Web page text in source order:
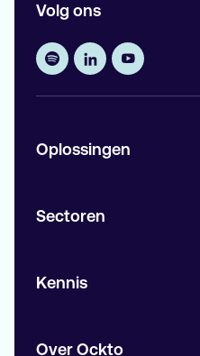
Oplossingen
Sectoren
Kennis
Volg ons
Over Ockto